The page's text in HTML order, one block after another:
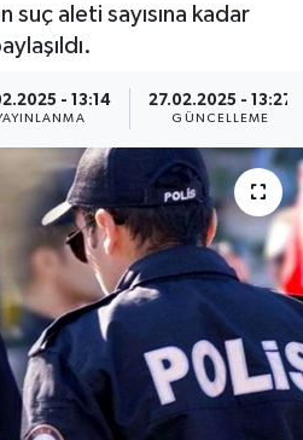
suç aleti sayısına kadar
- 13:14 27.02.2025 - 13:27
GÜNCELLEME